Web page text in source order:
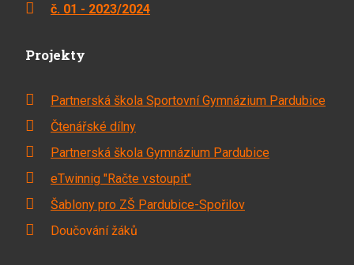
č. 01 - 2023/2024
Projekty
Partnerská škola Sportovní Gymnázium Pardubice
Čtenářské dílny
Partnerská škola Gymnázium Pardubice
eTwinnig "Račte vstoupit"
Šablony pro ZŠ Pardubice-Spořilov
Doučování žáků